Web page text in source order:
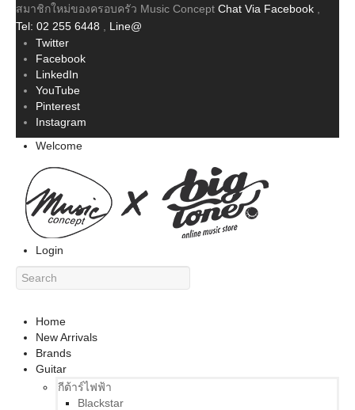
สมาชิกใหม่ของครอบครัว Music Concept Chat Via Facebook
Tel: 02 255 6448
Line@
Twitter
Facebook
LinkedIn
YouTube
Pinterest
Instagram
Welcome
Login
Home
New Arrivals
Brands
Guitar
กีต้าร์ไฟฟ้า
Blackstar